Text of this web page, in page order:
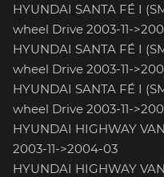
HYUNDAI SANTA FÉ I
wheel Drive 2003-11-
HYUNDAI SANTA FÉ I
wheel Drive 2003-11-
HYUNDAI SANTA FÉ I
wheel Drive 2003-11-
HYUNDAI HIGHWAY
2003-11->2004-03
HYUNDAI HIGHWAY